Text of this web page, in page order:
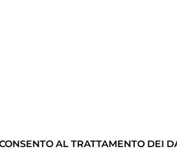
AL TRATTAMENTO DEI